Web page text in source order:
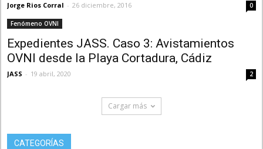
Jorge Rios Corral - 26 diciembre, 2016 0
Fenómeno OVNI
Expedientes JASS. Caso 3: Avistamientos
OVNI desde la Playa Cortadura, Cádiz
JASS - 19 abril, 2020 2
Cargar más
CATEGORÍAS